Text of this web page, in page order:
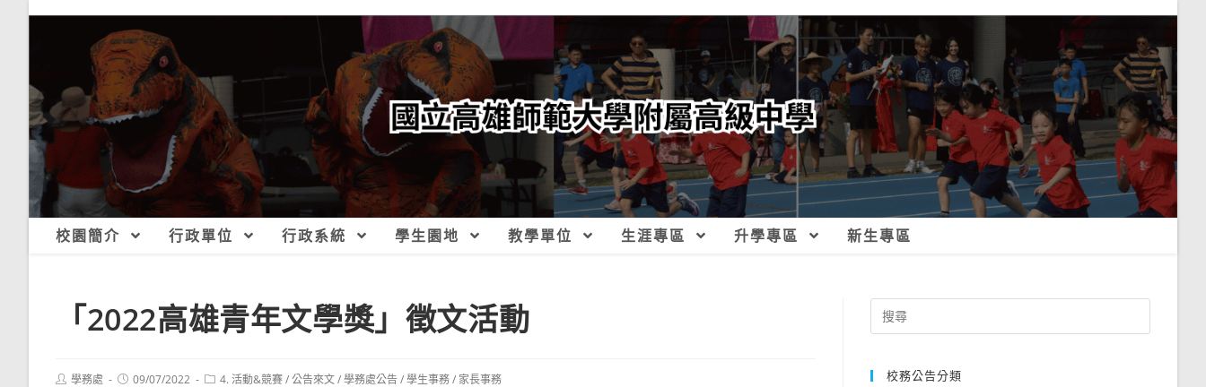
校園簡介 行政單位 行政系統 學生園地 教學單位 生涯專區 升學專區 新生專區
「2022高雄青年文學獎」徵文活動
Post學務處
Post09/07/2022
Post4. 活動&競賽/公告來文/學務處公告/學生事務/ 家長事務
Search
for:
校務公告分類